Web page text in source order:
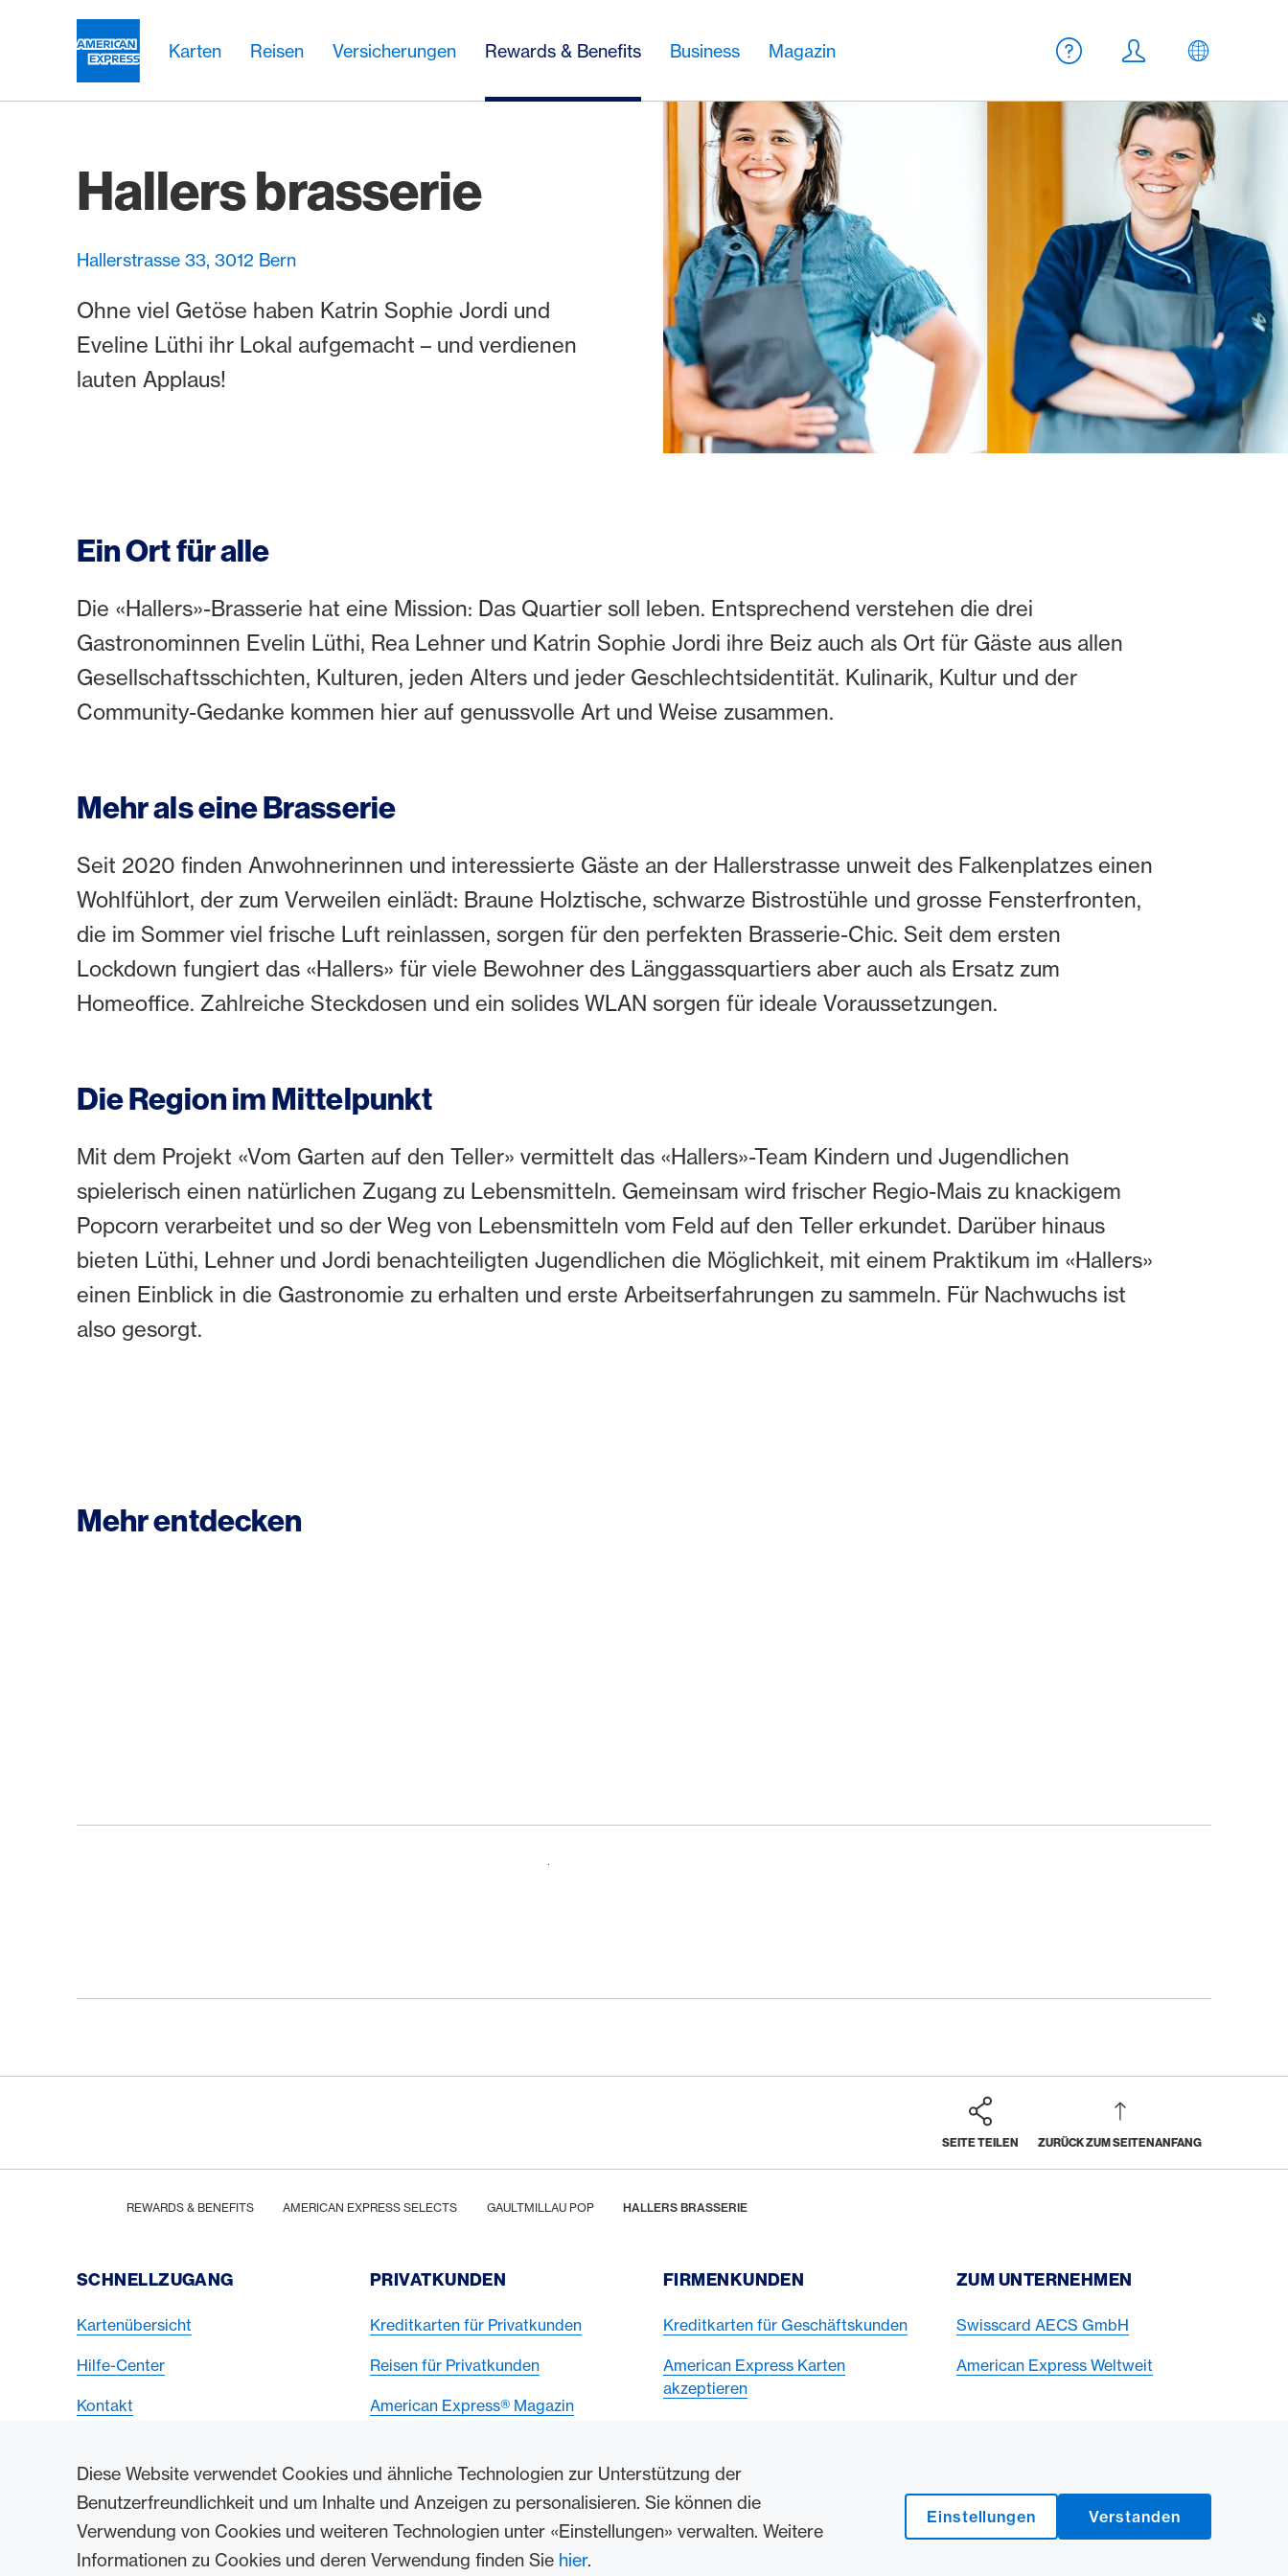
Diese Website verwendet Cookies und ähnliche Technologien zur Unterstützung der
Benutzerfreundlichkeit und um Inhalte und Anzeigen zu personalisieren. Sie können die
Verwendung von Cookies und weiteren Technologien unter «Einstellungen» verwalten. Weitere
Informationen zu Cookies und deren Verwendung finden Sie hier.
Einstellungen Verstanden
Karten Reisen Versicherungen Rewards & Benefits Business Magazin
Meta Navigation
Hilfe
Login DE
Hallers brasserie
Hallerstrasse 33, 3012 Bern
Ohne viel Getöse haben Katrin Sophie Jordi und
Eveline Lüthi ihr Lokal aufgemacht – und verdienen
lauten Applaus!
Ein Ort für alle
Die «Hallers»-Brasserie hat eine Mission: Das Quartier soll leben. Entsprechend verstehen die drei
Gastronominnen Evelin Lüthi, Rea Lehner und Katrin Sophie Jordi ihre Beiz auch als Ort für Gäste aus allen
Gesellschaftsschichten, Kulturen, jeden Alters und jeder Geschlechtsidentität. Kulinarik, Kultur und der
Community-Gedanke kommen hier auf genussvolle Art und Weise zusammen.
Mehr als eine Brasserie
Seit 2020 finden Anwohnerinnen und interessierte Gäste an der Hallerstrasse unweit des Falkenplatzes einen
Wohlfühlort, der zum Verweilen einlädt: Braune Holztische, schwarze Bistrostühle und grosse Fensterfronten,
die im Sommer viel frische Luft reinlassen, sorgen für den perfekten Brasserie-Chic. Seit dem ersten
Lockdown fungiert das «Hallers» für viele Bewohner des Länggassquartiers aber auch als Ersatz zum
Homeoffice. Zahlreiche Steckdosen und ein solides WLAN sorgen für ideale Voraussetzungen.
Die Region im Mittelpunkt
Mit dem Projekt «Vom Garten auf den Teller» vermittelt das «Hallers»-Team Kindern und Jugendlichen
spielerisch einen natürlichen Zugang zu Lebensmitteln. Gemeinsam wird frischer Regio-Mais zu knackigem
Popcorn verarbeitet und so der Weg von Lebensmitteln vom Feld auf den Teller erkundet. Darüber hinaus
bieten Lüthi, Lehner und Jordi benachteiligten Jugendlichen die Möglichkeit, mit einem Praktikum im «Hallers»
einen Einblick in die Gastronomie zu erhalten und erste Arbeitserfahrungen zu sammeln. Für Nachwuchs ist
also gesorgt.
Mehr entdecken
SEITE TEILEN ZURÜCK ZUM SEITENANFANG
Footer
REWARDS & BENEFITS AMERICAN EXPRESS SELECTS GAULTMILLAU POP HALLERS BRASSERIE
Footer Navigation
SCHNELLZUGANG
Kartenübersicht
Hilfe-Center
Kontakt
PRIVATKUNDEN
Kreditkarten für Privatkunden
Reisen für Privatkunden
American Express® Magazin
FIRMENKUNDEN
Kreditkarten für Geschäftskunden
American Express Karten
akzeptieren
ZUM UNTERNEHMEN
Swisscard AECS GmbH
American Express Weltweit
Kontakt und Social Media
American Express Switzerland auf
American Express Switzerland
Logo & Rechtliche Hinweise American Express Cards, issued by Swisscard AECS GmbH, Neugasse 18, 8810 Horgen | Copyright © 2026